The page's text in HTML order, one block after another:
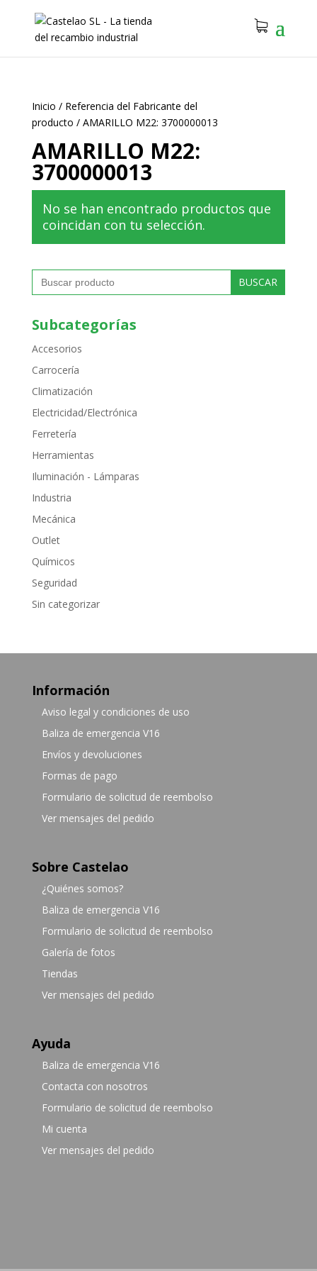
Inicio / Referencia del Fabricante del
producto / AMARILLO M22: 3700000013
AMARILLO M22:
3700000013
No se han encontrado productos que
coincidan con tu selección.
Buscar:
Subcategorías
Accesorios
Carrocería
Climatización
Electricidad/Electrónica
Ferretería
Herramientas
Iluminación - Lámparas
Industria
Mecánica
Outlet
Químicos
Seguridad
Sin categorizar
Información
Aviso legal y condiciones de uso
Baliza de emergencia V16
Envíos y devoluciones
Formas de pago
Formulario de solicitud de reembolso
Ver mensajes del pedido
Sobre Castelao
¿Quiénes somos?
Baliza de emergencia V16
Formulario de solicitud de reembolso
Galería de fotos
Tiendas
Ver mensajes del pedido
Ayuda
Baliza de emergencia V16
Contacta con nosotros
Formulario de solicitud de reembolso
Mi cuenta
Ver mensajes del pedido